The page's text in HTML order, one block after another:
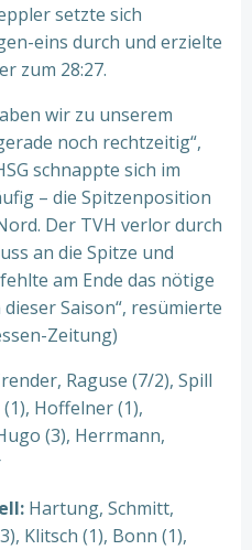
setzte sich
eins durch und erzielte
zum 28:27.
wir zu unserem
noch rechtzeitig“,
schnappte sich im
– die Spitzenposition
Der TVH verlor durch
an die Spitze und
am Ende das nötige
Saison“, resümierte
Zeitung)
Raguse (7/2), Spill
Hoffelner (1),
(3), Herrmann,
Hartung, Schmitt,
Klitsch (1), Bonn (1),